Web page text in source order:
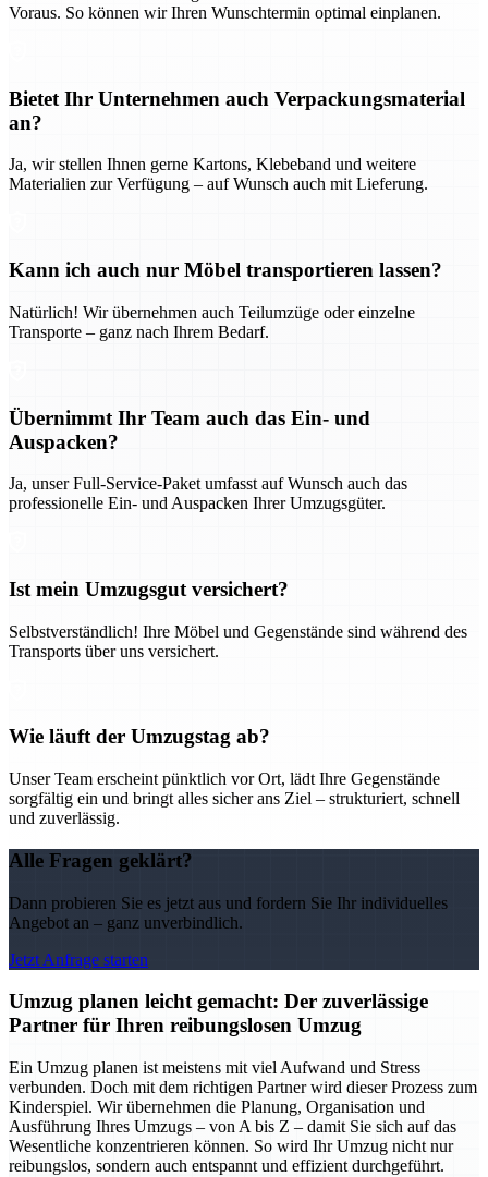
Voraus. So können wir Ihren Wunschtermin optimal einplanen.
Bietet Ihr Unternehmen auch Verpackungsmaterial
an?
Ja, wir stellen Ihnen gerne Kartons, Klebeband und weitere
Materialien zur Verfügung – auf Wunsch auch mit Lieferung.
Kann ich auch nur Möbel transportieren lassen?
Natürlich! Wir übernehmen auch Teilumzüge oder einzelne
Transporte – ganz nach Ihrem Bedarf.
Übernimmt Ihr Team auch das Ein- und
Auspacken?
Ja, unser Full-Service-Paket umfasst auf Wunsch auch das
professionelle Ein- und Auspacken Ihrer Umzugsgüter.
Ist mein Umzugsgut versichert?
Selbstverständlich! Ihre Möbel und Gegenstände sind während des
Transports über uns versichert.
Wie läuft der Umzugstag ab?
Unser Team erscheint pünktlich vor Ort, lädt Ihre Gegenstände
sorgfältig ein und bringt alles sicher ans Ziel – strukturiert, schnell
und zuverlässig.
Alle Fragen geklärt?
Dann probieren Sie es jetzt aus und fordern Sie Ihr individuelles
Angebot an – ganz unverbindlich.
Jetzt Anfrage starten
Umzug planen leicht gemacht: Der zuverlässige
Partner für Ihren reibungslosen Umzug
Ein Umzug planen ist meistens mit viel Aufwand und Stress
verbunden. Doch mit dem richtigen Partner wird dieser Prozess zum
Kinderspiel. Wir übernehmen die Planung, Organisation und
Ausführung Ihres Umzugs – von A bis Z – damit Sie sich auf das
Wesentliche konzentrieren können. So wird Ihr Umzug nicht nur
reibungslos, sondern auch entspannt und effizient durchgeführt.